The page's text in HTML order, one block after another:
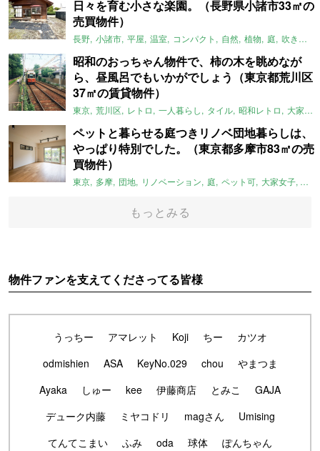
日々を育む小さな楽園。（長野県小諸市33㎡の
売買物件）
長野 小諸市 平屋 温室 コンパクト 自然 植物 庭 吹き抜け
昭和のおっちゃん物件で、柿の木を眺めなが
ら、昼風呂でもいかがでしょう（東京都荒川区
37㎡の賃貸物件）
東京 荒川区 レトロ 一人暮らし タイル 昭和レトロ 大家女子
ペットと暮らせる庭つきリノベ団地暮らしは、
やっぱり特別でした。（東京都多摩市83㎡の売
買物件）
東京 多摩 団地 リノベーション 庭 ペット可 大家女子 団
もっとみる
物件ファンを支えてくださってる皆様
うっちー アマレット Koji ちー
カツオ
odmishien
ASA KeyNo.029 chou
やまつま
Ayaka
しゅー kee 伊藤商店 とみこ
GAJA
デューク内藤
ミヤコドリ magさん
Umising
てんてこまい
ふみ oda 球体
ぽんちゃん